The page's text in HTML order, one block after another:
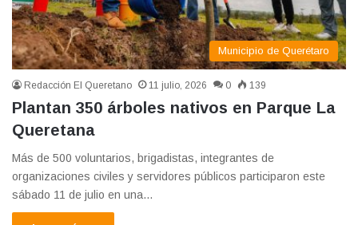
Municipio de Querétaro
Redacción El Queretano 11 julio, 2026 0 139
Plantan 350 árboles nativos en Parque La
Queretana
Más de 500 voluntarios, brigadistas, integrantes de
organizaciones civiles y servidores públicos participaron este
sábado 11 de julio en una…